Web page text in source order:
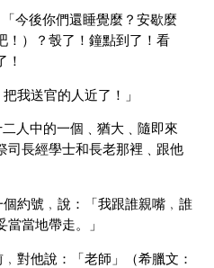
今後你們還睡覺麼？安歇麼
！）？彀了！鐘點到了！看
！
我送官的人近了！」
人中的一個﹑猶大﹑隨即來
司長經學士和長老那裡﹑跟他
約號﹐說：「我跟誰親嘴﹐誰
當地帶走。」
對他說：「老師」（希臘文：